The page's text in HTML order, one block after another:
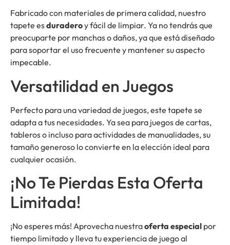
Fabricado con materiales de primera calidad, nuestro
tapete esduraderoy fácil de limpiar. Ya no tendrás que
preocuparte por manchas o daños, ya que está diseñado
para soportar el uso frecuente y mantener su aspecto
impecable.
Versatilidad en Juegos
Perfecto para una variedad de juegos, este tapete se
adapta a tus necesidades. Ya sea para juegos de cartas,
tableros o incluso para actividades de manualidades, su
tamaño generoso lo convierte en la elección ideal para
cualquier ocasión.
¡No Te Pierdas Esta Oferta
Limitada!
¡No esperes más! Aprovecha nuestraoferta especial por
tiempo limitado y lleva tu experiencia de juego al